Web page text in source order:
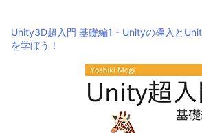
Unity3D超入門 基礎編1 - Unityの導入と
を学ぼう！